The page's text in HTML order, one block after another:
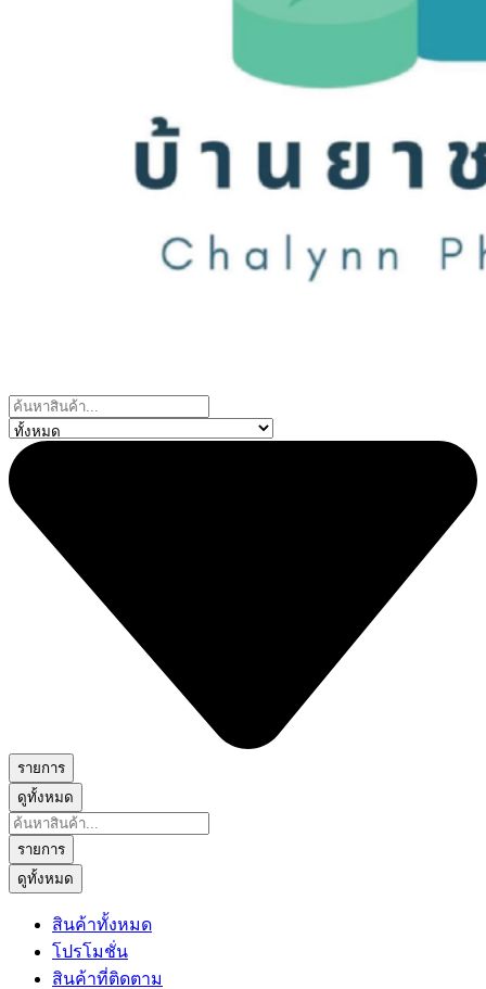
Search
...
รายการ
ดูทั้งหมด
Search
...
รายการ
ดูทั้งหมด
สินค้าทั้งหมด
โปรโมชั่น
สินค้าที่ติดตาม